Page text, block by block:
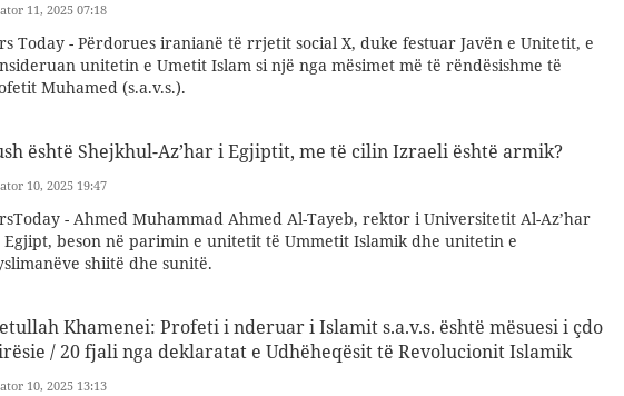
11, 2025 07:18
Today - Përdorues iranianë të rrjetit social X, duke festuar Javën e Unitetit, e
unitetin e Umetit Islam si një nga mësimet më të rëndësishme të
Muhamed (s.a.v.s.).
është Shejkhul-Az’har i Egjiptit, me të cilin Izraeli është armik?
10, 2025 19:47
- Ahmed Muhammad Ahmed Al-Tayeb, rektor i Universitetit Al-Az’har
Egjipt, beson në parimin e unitetit të Ummetit Islamik dhe unitetin e
shiitë dhe sunitë.
Khamenei: Profeti i nderuar i Islamit s.a.v.s. është mësuesi i çdo
/ 20 fjali nga deklaratat e Udhëheqësit të Revolucionit Islamik
10, 2025 13:13